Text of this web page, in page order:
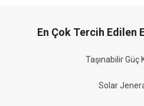
En Çok Tercih Edilen
Taşınabilir Güç
Solar